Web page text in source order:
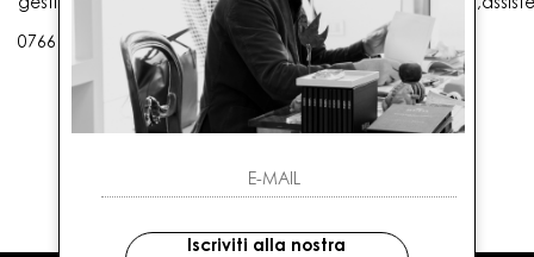
0766 25656
Iscriviti alla nostra